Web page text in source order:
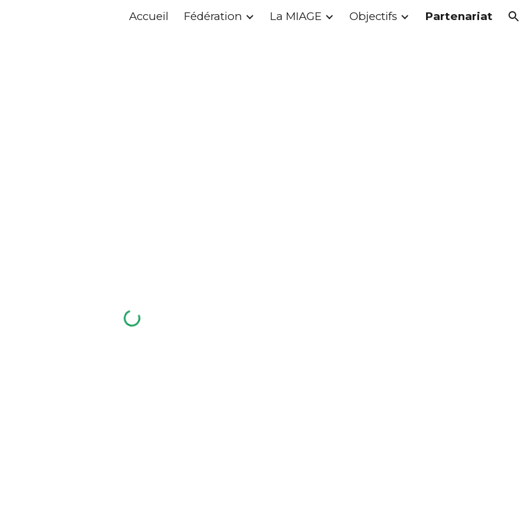
Skip to navigation
Accueil Fédération La MIAGE Objectifs Partenariat